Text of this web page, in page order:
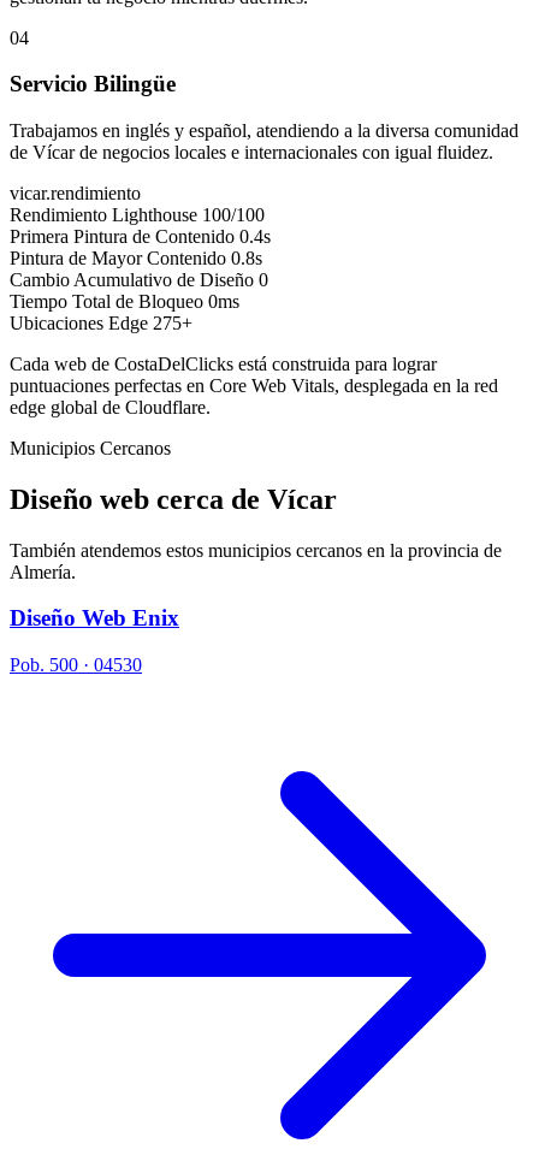
04
Servicio Bilingüe
Trabajamos en inglés y español, atendiendo a la diversa comunidad
de Vícar de negocios locales e internacionales con igual fluidez.
vicar.rendimiento
Rendimiento Lighthouse 100/100
Primera Pintura de Contenido 0.4s
Pintura de Mayor Contenido 0.8s
Cambio Acumulativo de Diseño 0
Tiempo Total de Bloqueo 0ms
Ubicaciones Edge 275+
Cada web de CostaDelClicks está construida para lograr
puntuaciones perfectas en Core Web Vitals, desplegada en la red
edge global de Cloudflare.
Municipios Cercanos
Diseño web cerca de Vícar
También atendemos estos municipios cercanos en la provincia de
Almería.
Diseño Web Enix
Pob. 500 · 04530